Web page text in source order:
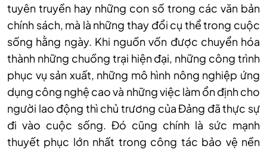
tuyên truyền hay những con số trong các văn bản
chính sách, mà là những thay đổi cụ thể trong cuộc
sống hằng ngày. Khi nguồn vốn được chuyển hóa
thành những chuồng trại hiện đại, những công trình
phục vụ sản xuất, những mô hình nông nghiệp ứng
dụng công nghệ cao và những việc làm ổn định cho
người lao động thì chủ trương của Đảng đã thực sự
đi vào cuộc sống. Đó cũng chính là sức mạnh
thuyết phục lớn nhất trong công tác bảo vệ nền